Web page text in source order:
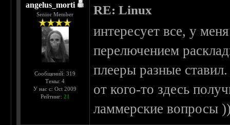
angelus_morti
Senior Member
Сообщений: 319
Темы: 4
У нас с: Oct 2009
Рейтинг: 21
RE: Linux
интересует все, у
перелючением
плееры разные
от кого-то здесь
ламмерские вопросы